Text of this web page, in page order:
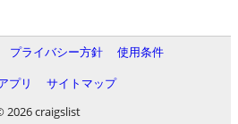
プライバシー方針
使用条件
プリ
サイトマップ
2026 craigslist